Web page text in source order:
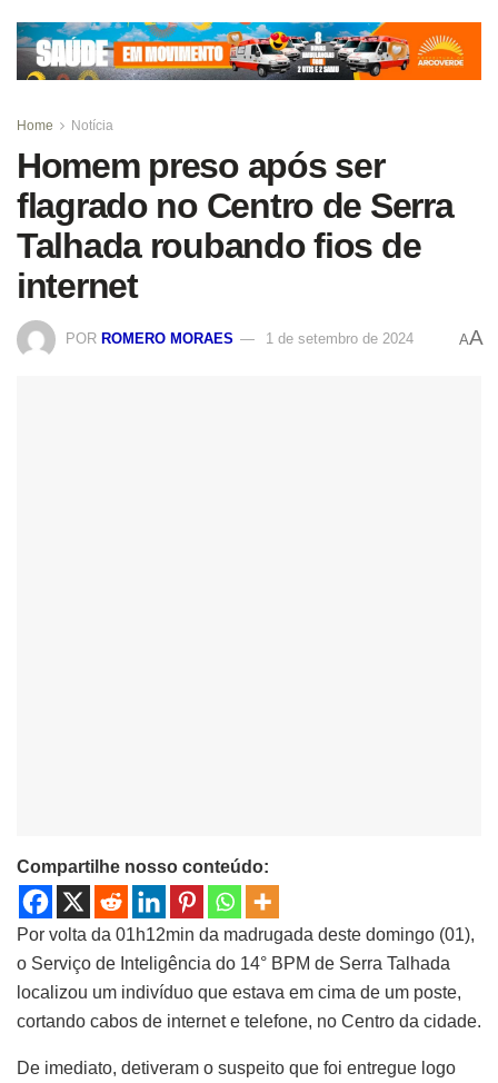
Home Notícia
Homem preso após ser
flagrado no Centro de Serra
Talhada roubando fios de
internet
POR ROMERO MORAES 1 de setembro de 2024 AA
Compartilhe nosso conteúdo:
Por volta da 01h12min da madrugada deste domingo (01),
o Serviço de Inteligência do 14° BPM de Serra Talhada
localizou um indivíduo que estava em cima de um poste,
cortando cabos de internet e telefone, no Centro da cidade.
De imediato, detiveram o suspeito que foi entregue logo